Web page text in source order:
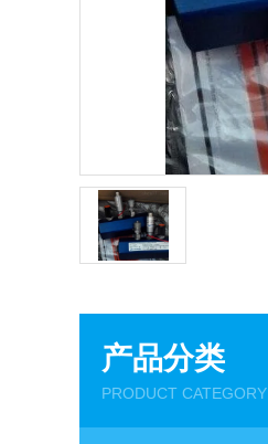
产品分类
PRODUCT CATEGORY